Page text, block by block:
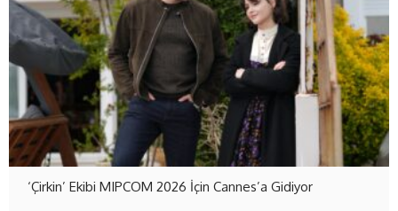
‘Çirkin’ Ekibi MIPCOM 2026 İçin Cannes’a Gidiyor